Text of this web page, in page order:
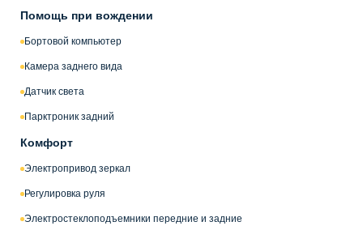
Помощь при вождении
Бортовой компьютер
Камера заднего вида
Датчик света
Парктроник задний
Комфорт
Электропривод зеркал
Регулировка руля
Электростеклоподъемники передние и задние